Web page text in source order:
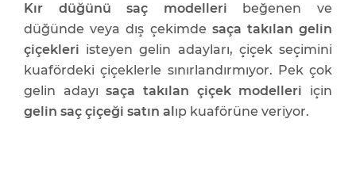
Kır düğünü saç modelleri beğenen ve
düğünde veya dış çekimde saça takılan gelin
çiçekleri isteyen gelin adayları, çiçek seçimini
kuafördeki çiçeklerle sınırlandırmıyor. Pek çok
gelin adayısaça takılan çiçek modelleri için
gelin saç çiçeği satın alıp kuaförüne veriyor.